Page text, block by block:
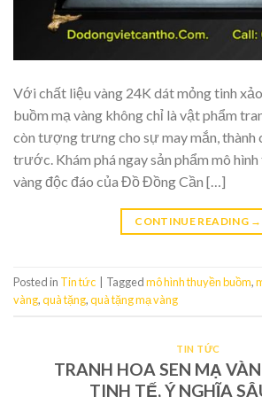
Với chất liệu vàng 24K dát mỏng tinh
buồm mạ vàng không chỉ là vật phẩm
còn tượng trưng cho sự may mắn, thành
trước. Khám phá ngay sản phẩm mô
vàng độc đáo của Đồ Đồng Cần […]
CONTINUE READING →
Posted in Tin tức Taggedmô hình thuyền buồm,
vàng,quà tặng,quà tặng mạ vàng
TIN TỨC
TRANH HOA SEN MẠ
TINH TẾ, Ý NGHĨA